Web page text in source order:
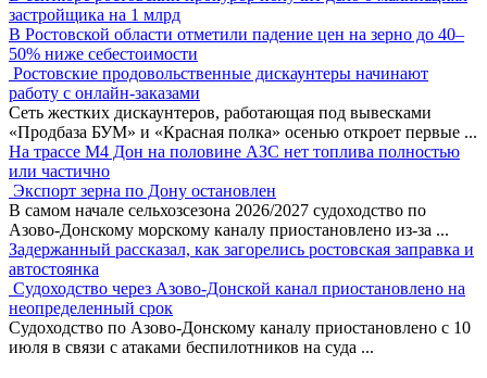
застройщика на 1 млрд
В Ростовской области отметили падение цен на зерно до 40–
50% ниже себестоимости
Ростовские продовольственные дискаунтеры начинают
работу с онлайн-заказами
Сеть жестких дискаунтеров, работающая под вывесками
«Продбаза БУМ» и «Красная полка» осенью откроет первые ...
На трассе М4 Дон на половине АЗС нет топлива полностью
или частично
Экспорт зерна по Дону остановлен
В самом начале сельхозсезона 2026/2027 судоходство по
Азово-Донскому морскому каналу приостановлено из-за ...
Задержанный рассказал, как загорелись ростовская заправка и
автостоянка
Судоходство через Азово-Донской канал приостановлено на
неопределенный срок
Судоходство по Азово-Донскому каналу приостановлено с 10
июля в связи с атаками беспилотников на суда ...